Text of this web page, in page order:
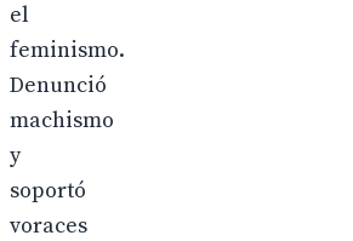
el
feminismo.
Denunció
machismo
y
soportó
voraces